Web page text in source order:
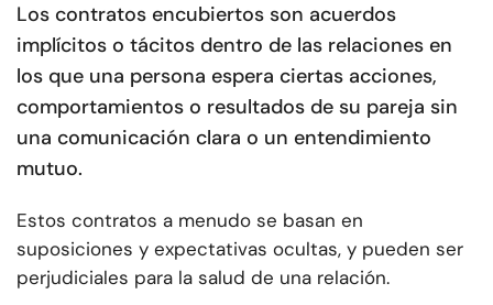
Los contratos encubiertos son acuerdos
implícitos o tácitos dentro de las relaciones en
los que una persona espera ciertas acciones,
comportamientos o resultados de su pareja sin
una comunicación clara o un entendimiento
mutuo.
Estos contratos a menudo se basan en
suposiciones y expectativas ocultas, y pueden ser
perjudiciales para la salud de una relación.